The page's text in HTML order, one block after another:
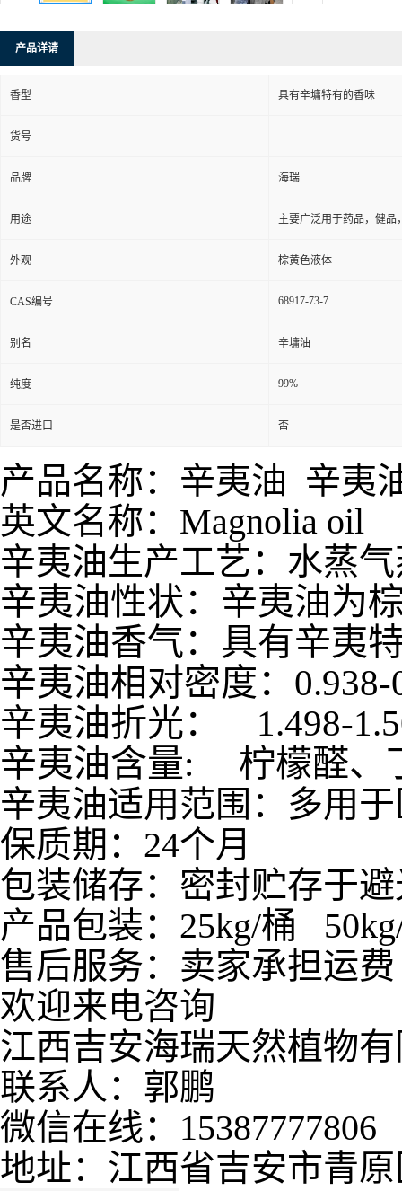
产品详请
香型 具有辛墉特有的香味
货号
品牌 海瑞
用途 主要广泛用于药品，健品
外观 棕黄色液体
CAS编号 68917-73-7
别名 辛墉油
纯度 99%
是否进口 否
产品名称：辛夷油 辛夷
英文名称：Magnolia oil
辛夷油生产工艺：水蒸
辛夷油性状： 辛夷油为
辛夷油香气：具有辛夷
辛夷油相对密度：
辛夷油折光：
辛夷油含量: 柠檬醛、
辛夷油适用范围：多用
保质期：24个月
包装储存：密封贮存于
产品包装：25kg/桶
售后服务：卖家承担运
欢迎来电咨询
江西吉安海瑞天然植物
联系人：郭鹏
微信在线：15387777806
地址：江西省吉安市青